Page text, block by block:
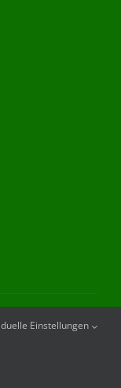
Einstellungen